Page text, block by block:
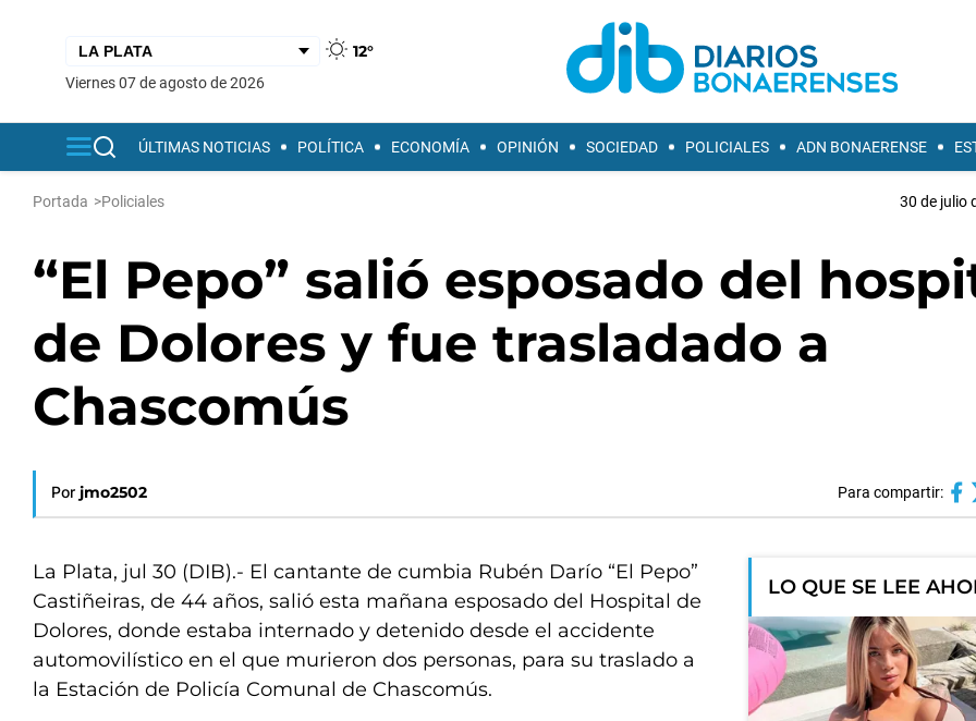
12°
viernes 07 de agosto de 2026
ÚLTIMAS NOTICIAS POLÍTICA ECONOMÍA OPINIÓN SOCIEDAD POLICIALES ADN BONAERENSE
Portada >Policiales 30 de julio
“El Pepo” salió esposado del
de Dolores y fue trasladado a
Chascomús
Por jmo2502 Para compartir:
La Plata, jul 30 (DIB).- El cantante de cumbia Rubén Darío “El Pepo”
Castiñeiras, de 44 años, salió esta mañana esposado del Hospital de
Dolores, donde estaba internado y detenido desde el accidente
automovilístico en el que murieron dos personas, para su traslado a
la Estación de Policía Comunal de Chascomús.
LO QUE SE LEE